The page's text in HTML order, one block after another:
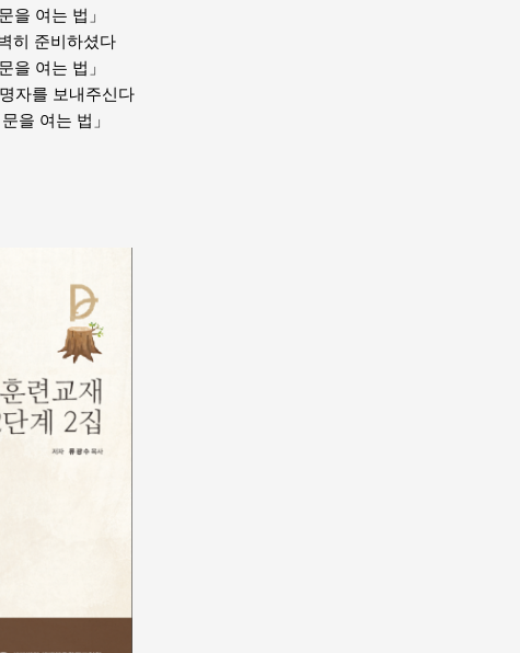
을 여는 법」
히 준비하셨다
을 여는 법」
자를 보내주신다
을 여는 법」